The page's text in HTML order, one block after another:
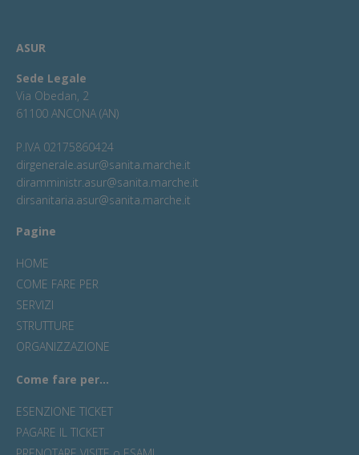
ASUR
Sede Legale
Via Obedan, 2
61100 ANCONA (AN)
P.IVA 02175860424
dirgenerale.asur@sanita.marche.it
diramministr.asur@sanita.marche.it
dirsanitaria.asur@sanita.marche.it
Pagine
HOME
COME FARE PER
SERVIZI
STRUTTURE
ORGANIZZAZIONE
Come fare per...
ESENZIONE TICKET
PAGARE IL TICKET